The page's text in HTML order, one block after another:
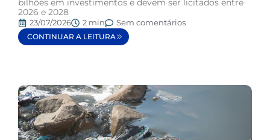
bilhões em investimentos e devem ser licitados entre
2026 e 2028
23/07/2026 2 min Sem comentários
CONTINUAR A LEITURA